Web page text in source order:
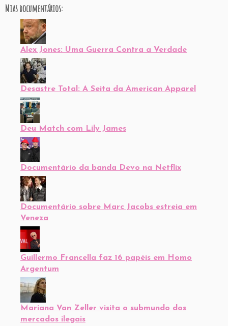
Mias documentários:
Alex Jones: Uma Guerra Contra a Verdade
Desastre Total: A Seita da American Apparel
Deu Match com Lily James
Documentário da banda Devo na Netflix
Documentário sobre Marc Jacobs estreia em
Veneza
Guillermo Francella faz 16 papéis em Homo
Argentum
Mariana Van Zeller visita o submundo dos
mercados ilegais